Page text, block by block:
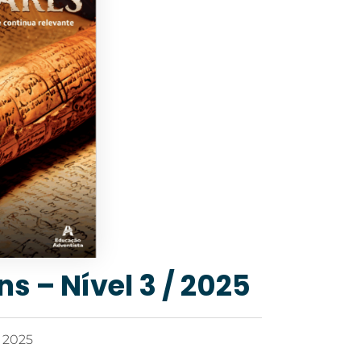
– Nível 3 / 2025